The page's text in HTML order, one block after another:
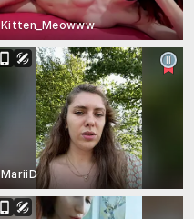
Kitten_Meowww
MariiD